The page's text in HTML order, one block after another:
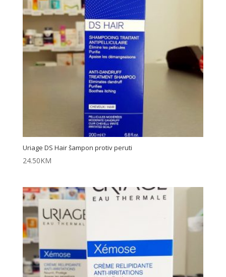
Uriage DS Hair šampon protiv peruti
24.50KM